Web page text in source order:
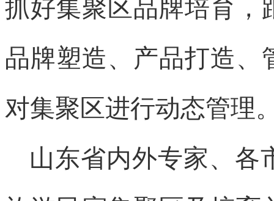
抓好集聚区品牌培育，
品牌塑造、产品打造、
对集聚区进行动态管理
山东省内外专家、各